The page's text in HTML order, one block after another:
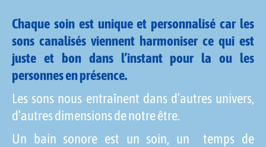
Chaque soin est unique et personnalisé car les
sons canalisés viennent harmoniser ce qui est
juste et bon dans l’instant pour la ou les
personnes en présence.
Les sons nous entraînent dans d’autres univers,
d’autres dimensions de notre être.
Un bain sonore est un soin, un temps de